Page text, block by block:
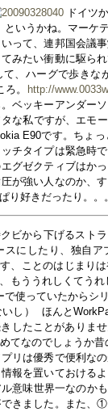
ドイツ
というかね。マーケ
って、連邦国会議
みたい衝動に駆ら
、ハーグで歩きな
。
http://
ベッキーアンダー
な私ですが、エモ
E90です。ちょ
チタイプは緊急時
グゼクティブはか
が強い人なのか、
り好きだったり。。
ビから下げるスト
にしたり、独自
、ことのはじまり
もううれしくてう
で使っていたからシ
し）
ほんと
したことがありま
てなのでしょうか
リは優秀で便利な
報を置いておける
意味世界一なのか
きました。また、